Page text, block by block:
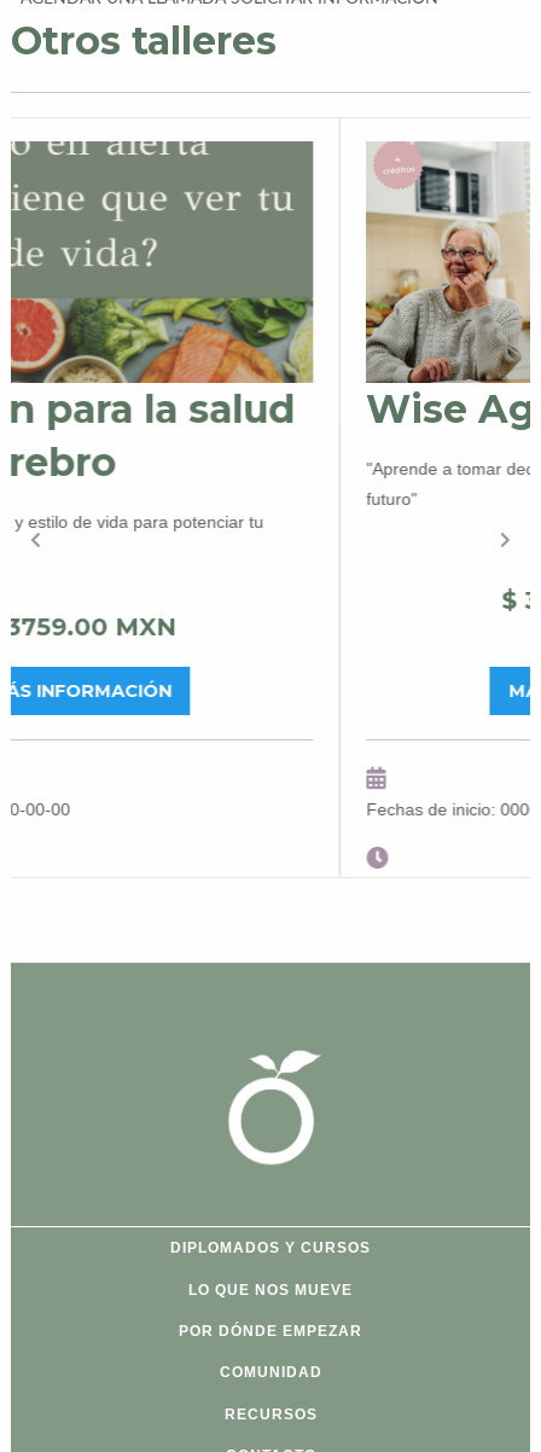
Otros talleres
Wise Aging
"Aprende a tomar decisiones para tener un mejor
Formato: zoom
DIPLOMADOS Y CURSOS
LO QUE NOS MUEVE
POR DÓNDE EMPEZAR
COMUNIDAD
RECURSOS